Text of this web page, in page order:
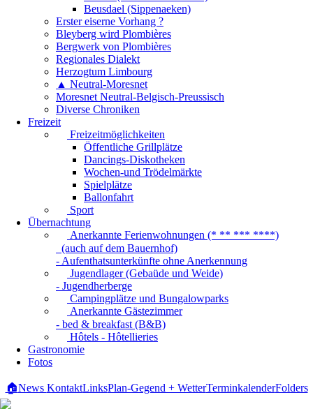
Beusdael (Sippenaeken)
Erster eiserne Vorhang ?
Bleyberg wird Plombières
Bergwerk von Plombières
Regionales Dialekt
Herzogtum Limbourg
▲ Neutral-Moresnet
Moresnet Neutral-Belgisch-Preussisch
Diverse Chroniken
Freizeit
Freizeitmöglichkeiten
Öffentliche Grillplätze
Dancings-Diskotheken
Wochen-und Trödelmärkte
Spielplätze
Ballonfahrt
Sport
Übernachtung
Anerkannte Ferienwohnungen (* ** *** ****)
(auch auf dem Bauernhof)
- Aufenthatsunterkünfte ohne Anerkennung
Jugendlager (Gebaüde und Weide)
- Jugendherberge
Campingplätze und Bungalowparks
Anerkannte Gästezimmer
- bed & breakfast (B&B)
Hôtels - Hôtellieries
Gastronomie
Fotos
🏠News KontaktLinksPlan-Gegend + WetterTerminkalenderFolders